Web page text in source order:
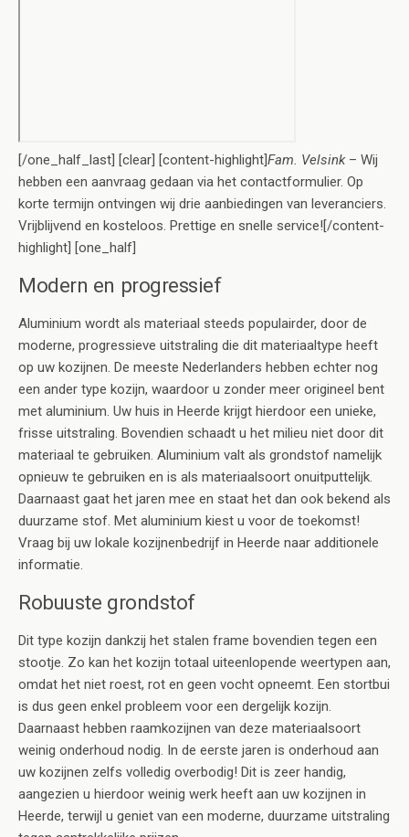
[/one_half_last] [clear] [content-highlight]Fam. Velsink– Wij
hebben een aanvraag gedaan via het contactformulier. Op
korte termijn ontvingen wij drie aanbiedingen van leveranciers.
Vrijblijvend en kosteloos. Prettige en snelle service![/content-
highlight] [one_half]
Modern en progressief
Aluminium wordt als materiaal steeds populairder, door de
moderne, progressieve uitstraling die dit materiaaltype heeft
op uw kozijnen. De meeste Nederlanders hebben echter nog
een ander type kozijn, waardoor u zonder meer origineel bent
met aluminium. Uw huis in Heerde krijgt hierdoor een unieke,
frisse uitstraling. Bovendien schaadt u het milieu niet door dit
materiaal te gebruiken. Aluminium valt als grondstof namelijk
opnieuw te gebruiken en is als materiaalsoort onuitputtelijk.
Daarnaast gaat het jaren mee en staat het dan ook bekend als
duurzame stof. Met aluminium kiest u voor de toekomst!
Vraag bij uw lokale kozijnenbedrijf in Heerde naar additionele
informatie.
Robuuste grondstof
Dit type kozijn dankzij het stalen frame bovendien tegen een
stootje. Zo kan het kozijn totaal uiteenlopende weertypen aan,
omdat het niet roest, rot en geen vocht opneemt. Een stortbui
is dus geen enkel probleem voor een dergelijk kozijn.
Daarnaast hebben raamkozijnen van deze materiaalsoort
weinig onderhoud nodig. In de eerste jaren is onderhoud aan
uw kozijnen zelfs volledig overbodig! Dit is zeer handig,
aangezien u hierdoor weinig werk heeft aan uw kozijnen in
Heerde, terwijl u geniet van een moderne, duurzame uitstraling